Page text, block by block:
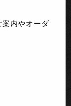
案内やオーダ